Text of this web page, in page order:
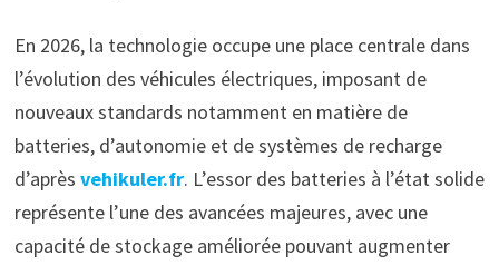
En 2026, la technologie occupe une place centrale dans
l’évolution des véhicules électriques, imposant de
nouveaux standards notamment en matière de
batteries, d’autonomie et de systèmes de recharge
d’après vehikuler.fr. L’essor des batteries à l’état solide
représente l’une des avancées majeures, avec une
capacité de stockage améliorée pouvant augmenter